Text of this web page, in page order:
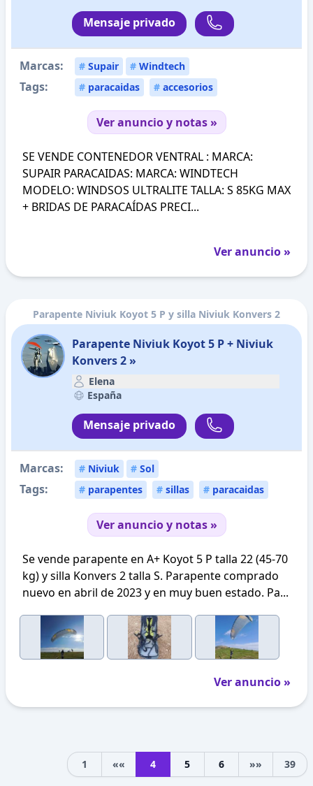
Mensaje privado
Marcas: # Supair # Windtech
Tags: # paracaidas # accesorios
Ver anuncio y notas »
SE VENDE CONTENEDOR VENTRAL : MARCA:
SUPAIR PARACAIDAS: MARCA: WINDTECH
MODELO: WINDSOS ULTRALITE TALLA: S 85KG MAX
+ BRIDAS DE PARACAÍDAS PRECI...
Ver anuncio »
Parapente Niviuk Koyot 5 P y silla Niviuk Konvers 2
Parapente Niviuk Koyot 5 P + Niviuk
Konvers 2 »
Elena
España
Mensaje privado
Marcas: # Niviuk # Sol
Tags: # parapentes # sillas # paracaidas
Ver anuncio y notas »
Se vende parapente en A+ Koyot 5 P talla 22 (45-70
kg) y silla Konvers 2 talla S. Parapente comprado
nuevo en abril de 2023 y en muy buen estado. Pa...
Ver anuncio »
1 Previous
«« 4 5 6 Next
»» 39